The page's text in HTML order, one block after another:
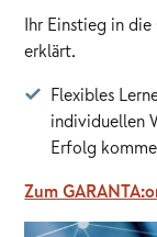
Ihr Einstieg in
erklärt.
Flexibles
individuellen
Erfolg
Zum